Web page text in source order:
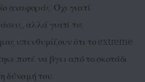
αναφοράς. Όχι γιατί
αλλά γιατί τις
υπενθυμίζουν ότι το extreme
ποτέ να βγει από το σκοτάδι
δύναμή του.